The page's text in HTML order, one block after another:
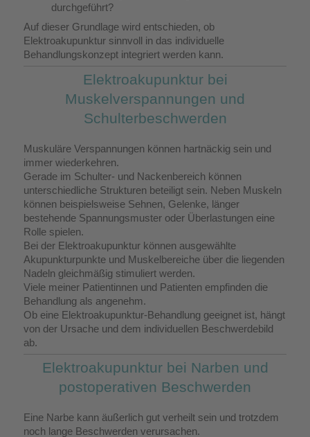
durchgeführt?
Auf dieser Grundlage wird entschieden, ob
Elektroakupunktur sinnvoll in das individuelle
Behandlungskonzept integriert werden kann.
Elektroakupunktur bei
Muskelverspannungen und
Schulterbeschwerden
Muskuläre Verspannungen können hartnäckig sein und
immer wiederkehren.
Gerade im Schulter- und Nackenbereich können
unterschiedliche Strukturen beteiligt sein. Neben Muskeln
können beispielsweise Sehnen, Gelenke, länger
bestehende Spannungsmuster oder Überlastungen eine
Rolle spielen.
Bei der Elektroakupunktur können ausgewählte
Akupunkturpunkte und Muskelbereiche über die liegenden
Nadeln gleichmäßig stimuliert werden.
Viele meiner Patientinnen und Patienten empfinden die
Behandlung als angenehm.
Ob eine Elektroakupunktur-Behandlung geeignet ist, hängt
von der Ursache und dem individuellen Beschwerdebild
ab.
Elektroakupunktur bei Narben und
postoperativen Beschwerden
Eine Narbe kann äußerlich gut verheilt sein und trotzdem
noch lange Beschwerden verursachen.